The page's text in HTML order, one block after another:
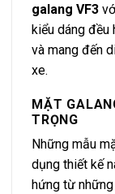
galang VF3
kiểu dáng đều
và mang đến
xe.
MẶT
TRỌNG
Những mẫu
dụng thiết kế
hứng từ